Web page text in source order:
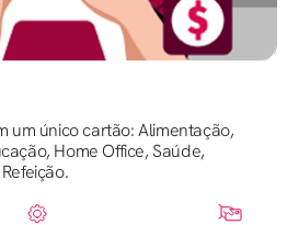
um único cartão: Alimentação,
Home Office, Saúde,